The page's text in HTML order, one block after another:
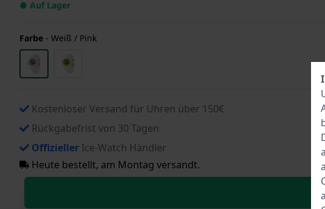
● Auf Lager
Farbe - Weiß / Pink
Kostenloser Versand für Uhren über 150€
Rückgabefrist von 30 Tagen
Offizieller Ice-Watch Händler
Heute bestellt, am Montag versandt.